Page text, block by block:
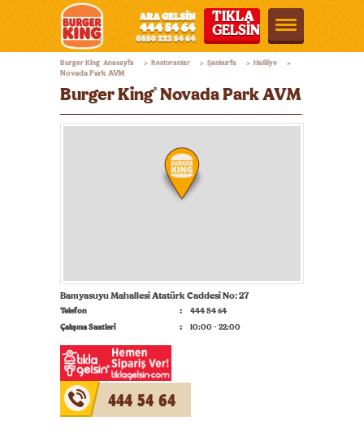
Burger
King®
Türkiye
TIKLA
GELSİN
Burger King® Anasayfa > Restoranlar > Şanlıurfa > Haliliye >
Novada Park AVM
Burger King® Novada Park AVM
Bamyasuyu Mahallesi Atatürk Caddesi No: 27
Telefon
444 54 64
Çalışma Saatleri
10:00 - 22:00
444 54 64